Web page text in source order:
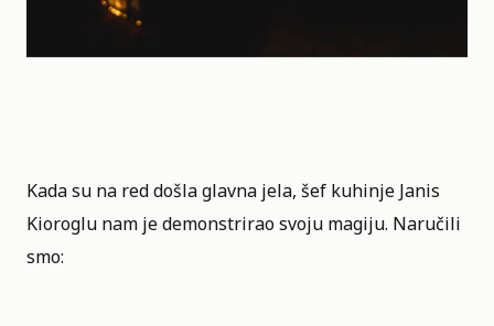
Kada su na red došla glavna jela, šef kuhinje Janis
Kioroglu nam je demonstrirao svoju magiju. Naručili
smo: